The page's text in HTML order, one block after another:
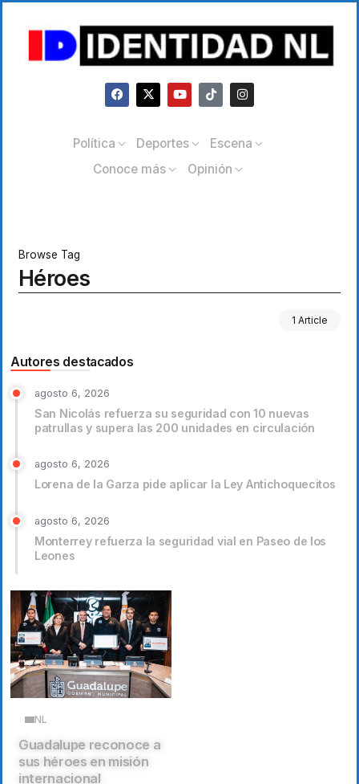
Política Deportes
Escena
Conoce más
Opinión
Browse Tag
Héroes
1 Article
Autores destacados
agosto 6, 2026
San Nicolás refuerza su seguridad con 10 nuevas
patrullas y supera las 200 unidades en circulación
agosto 6, 2026
Lorena de la Garza pide aplicar la Ley Antichoquecitos
agosto 6, 2026
Monterrey refuerza la seguridad vial en Paseo de los
Leones
NL
Guadalupe reconoce a
sus héroes en misión
internacional